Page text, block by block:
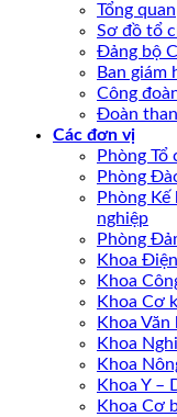
Tổng quan
Sơ đồ tổ
Đảng bộ
Ban giám
Công
Đoàn
Các đơn vị
Phòng
Phòng
Phòng
nghiệp
Phòng
Khoa
Khoa
Khoa Cơ
Khoa
Khoa
Khoa
Khoa Y –
Khoa Cơ